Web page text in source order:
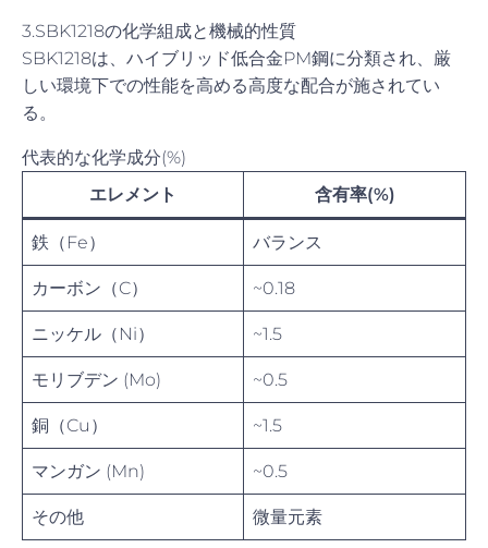
3.SBK1218の化学組成と機械的性質
SBK1218は、ハイブリッド低合金PM鋼に分類され、厳
しい環境下での性能を高める高度な配合が施されてい
る。
代表的な化学成分(%)
エレメント
含有率(%)
鉄（Fe） バランス
カーボン（C） ~0.18
ニッケル（Ni） ~1.5
モリブデン (Mo) ~0.5
銅（Cu） ~1.5
マンガン (Mn) ~0.5
その他 微量元素